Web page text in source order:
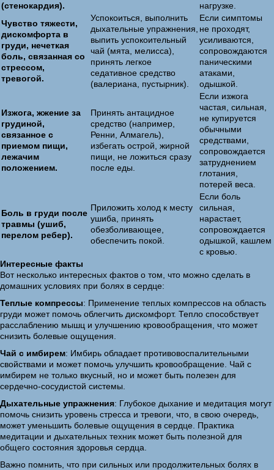
(стенокардия).
нагрузке.
Чувство тяжести,
дискомфорта в
груди, нечеткая
боль, связанная со
стрессом,
тревогой.
Успокоиться, выполнить
дыхательные упражнения,
выпить успокоительный
чай (мята, мелисса),
принять легкое
седативное средство
(валериана, пустырник).
Если симптомы
не проходят,
усиливаются,
сопровождаются
паническими
атаками,
одышкой.
Изжога, жжение за
грудиной,
связанное с
приемом пищи,
лежачим
положением.
Принять антацидное
средство (например,
Ренни, Алмагель),
избегать острой, жирной
пищи, не ложиться сразу
после еды.
Если изжога
частая, сильная,
не купируется
обычными
средствами,
сопровождается
затруднением
глотания,
потерей веса.
Боль в груди после
травмы (ушиб,
перелом ребер).
Приложить холод к месту
ушиба, принять
обезболивающее,
обеспечить покой.
Если боль
сильная,
нарастает,
сопровождается
одышкой, кашлем
с кровью.
Интересные факты
Вот несколько интересных фактов о том, что можно сделать в
домашних условиях при болях в сердце:
Теплые компрессы: Применение теплых компрессов на область
груди может помочь облегчить дискомфорт. Тепло способствует
расслаблению мышц и улучшению кровообращения, что может
снизить болевые ощущения.
Чай с имбирем: Имбирь обладает противовоспалительными
свойствами и может помочь улучшить кровообращение. Чай с
имбирем не только вкусный, но и может быть полезен для
сердечно-сосудистой системы.
Дыхательные упражнения: Глубокое дыхание и медитация могут
помочь снизить уровень стресса и тревоги, что, в свою очередь,
может уменьшить болевые ощущения в сердце. Практика
медитации и дыхательных техник может быть полезной для
общего состояния здоровья сердца.
Важно помнить, что при сильных или продолжительных болях в